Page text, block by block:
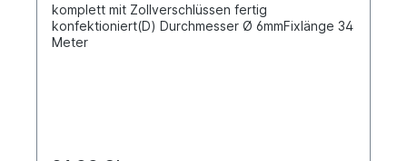
komplett mit Zollverschlüssen fertig
konfektioniert(D) Durchmesser Ø 6mmFixlänge 34
Meter